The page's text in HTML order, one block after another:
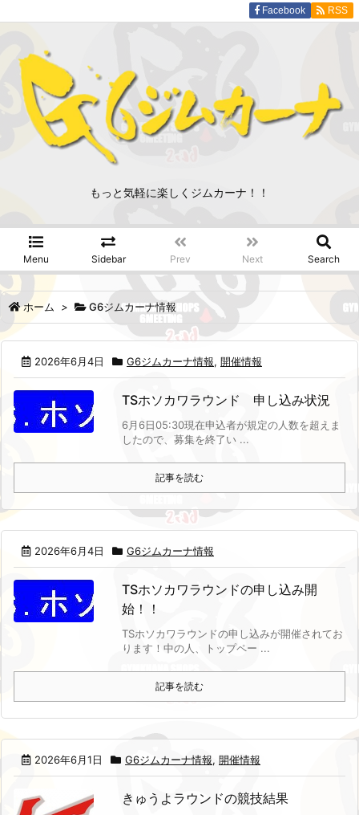
もっと気軽に楽しくジムカーナ！！
Menu Sidebar Prev Next Search
Facebook RSS
ホーム > G6ジムカーナ情報
2026年6月4日 G6ジムカーナ情報, 開催情報
TSホソカワラウンド 申し込み状況
6月6日05:30現在申込者が規定の人数を超えま
したので、募集を終了い ...
記事を読む
2026年6月4日 G6ジムカーナ情報
TSホソカワラウンドの申し込み開
始！！
TSホソカワラウンドの申し込みが開催されてお
ります！ 中の人、トップペー ...
記事を読む
2026年6月1日 G6ジムカーナ情報, 開催情報
きゅうよラウンドの競技結果